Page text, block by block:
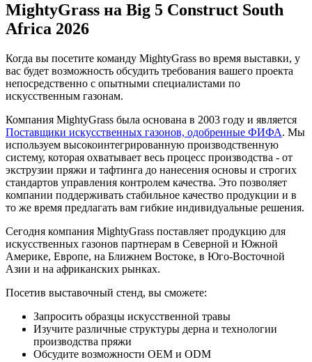
MightyGrass на Big 5 Construct South
Africa 2026
Когда вы посетите команду MightyGrass во время выставки, у
вас будет возможность обсудить требования вашего проекта
непосредственно с опытными специалистами по
искусственным газонам.
Компания MightyGrass была основана в 2003 году и является
Поставщики искусственных газонов, одобренные ФИФА. Мы
используем высокоинтегрированную производственную
систему, которая охватывает весь процесс производства - от
экструзии пряжи и тафтинга до нанесения основы и строгих
стандартов управления контролем качества. Это позволяет
компании поддерживать стабильное качество продукции и в
то же время предлагать вам гибкие индивидуальные решения.
Сегодня компания MightyGrass поставляет продукцию для
искусственных газонов партнерам в Северной и Южной
Америке, Европе, на Ближнем Востоке, в Юго-Восточной
Азии и на африканских рынках.
Посетив выставочный стенд, вы сможете:
Запросить образцы искусственной травы
Изучите различные структуры дерна и технологии
производства пряжи
Обсудите возможности OEM и ODM